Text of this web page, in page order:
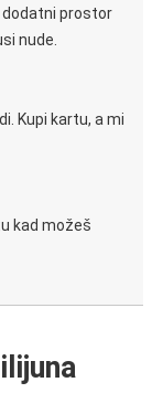
dodatni prostor
nude.
Kupi kartu, a mi
kad možeš